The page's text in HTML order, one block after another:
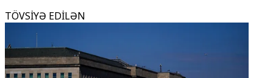
TÖVSİYƏ EDİLƏN